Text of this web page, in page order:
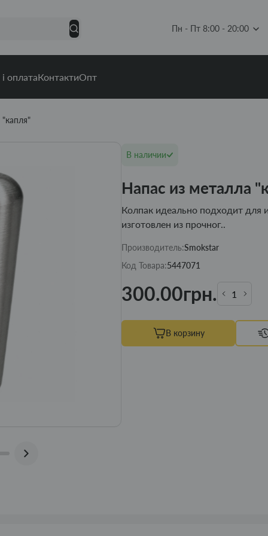
Пн - Пт 8:00 - 20:00
оплатаКонтактиОпт
В наличии
Напас из металла
Колпак идеально подходит для
изготовлен из прочног..
Производитель:Smokstar
Код Товара:5447071
300.00грн.
В корзину